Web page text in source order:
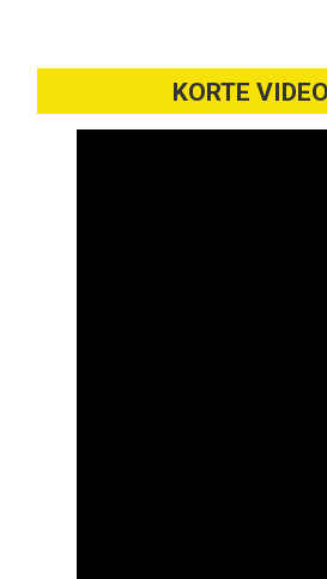
KORTE